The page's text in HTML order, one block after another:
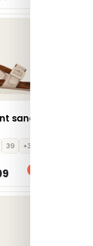
sandalen –
39 +3